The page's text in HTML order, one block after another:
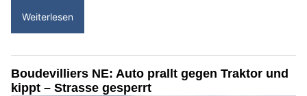
Weiterlesen
Boudevilliers NE: Auto prallt gegen Traktor und
kippt – Strasse gesperrt